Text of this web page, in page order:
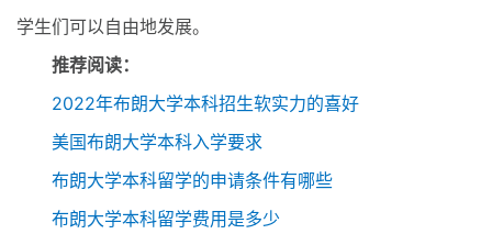
学生们可以自由地发展。
推荐阅读：
2022年布朗大学本科招生软实力的喜好
美国布朗大学本科入学要求
布朗大学本科留学的申请条件有哪些
布朗大学本科留学费用是多少